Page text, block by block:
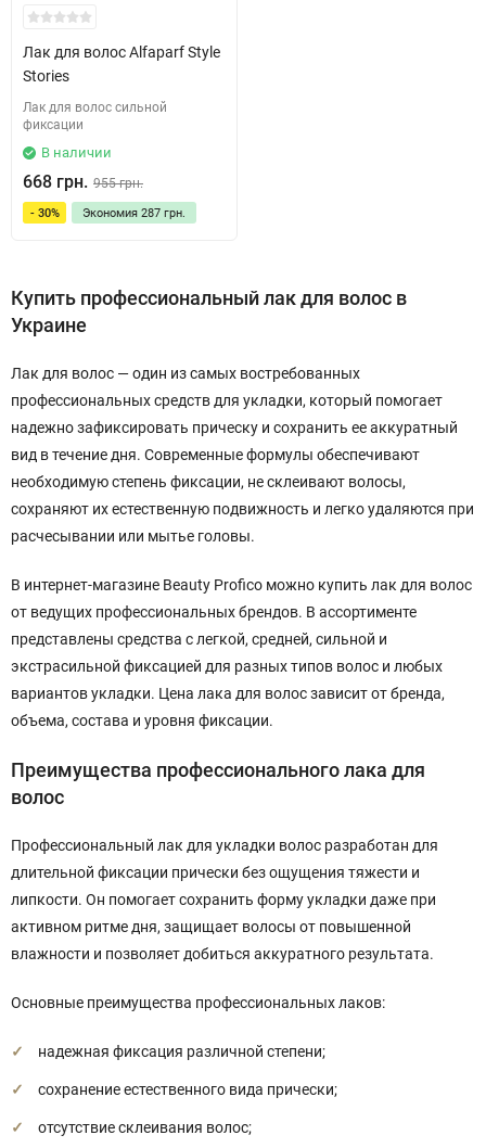
Лак для волос Alfaparf Style
Stories
Лак для волос сильной
фиксации
В наличии
668 грн. 955 грн.
- 30% Экономия 287 грн.
Купить профессиональный лак для волос в
Украине
Лак для волос — один из самых востребованных
профессиональных средств для укладки, который помогает
надежно зафиксировать прическу и сохранить ее аккуратный
вид в течение дня. Современные формулы обеспечивают
необходимую степень фиксации, не склеивают волосы,
сохраняют их естественную подвижность и легко удаляются при
расчесывании или мытье головы.
В интернет-магазине Beauty Profico можно купить лак для волос
от ведущих профессиональных брендов. В ассортименте
представлены средства с легкой, средней, сильной и
экстрасильной фиксацией для разных типов волос и любых
вариантов укладки. Цена лака для волос зависит от бренда,
объема, состава и уровня фиксации.
Преимущества профессионального лака для
волос
Профессиональный лак для укладки волос разработан для
длительной фиксации прически без ощущения тяжести и
липкости. Он помогает сохранить форму укладки даже при
активном ритме дня, защищает волосы от повышенной
влажности и позволяет добиться аккуратного результата.
Основные преимущества профессиональных лаков:
надежная фиксация различной степени;
сохранение естественного вида прически;
отсутствие склеивания волос;